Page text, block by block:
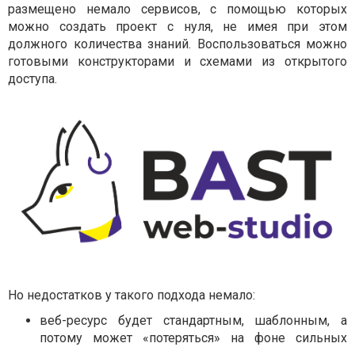
размещено немало сервисов, с помощью которых
можно создать проект с нуля, не имея при этом
должного количества знаний. Воспользоваться можно
готовыми конструкторами и схемами из открытого
доступа.
Но недостатков у такого подхода немало:
веб-ресурс будет стандартным, шаблонным, а
потому может «потеряться» на фоне сильных